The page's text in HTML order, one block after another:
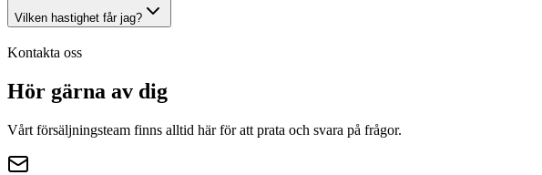
Vilken hastighet får jag?
Kontakta oss
Hör gärna av dig
Vårt försäljningsteam finns alltid här för att prata och svara på frågor.